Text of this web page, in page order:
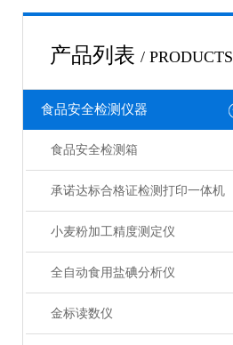
产品列表 / PRODUCTS
食品安全检测仪器
食品安全检测箱
承诺达标合格证检测打印一体机
小麦粉加工精度测定仪
全自动食用盐碘分析仪
金标读数仪